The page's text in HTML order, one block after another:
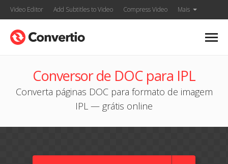
Video Editor Add Subtitles to Video Compress Video Mais
Conversor de DOC para IPL
Converta páginas DOC para formato de imagem
IPL — grátis online